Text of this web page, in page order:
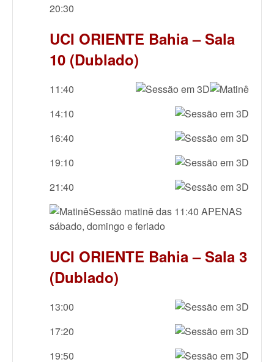
20:30
UCI ORIENTE Bahia – Sala
10 (Dublado)
11:40
14:10
16:40
19:10
21:40
Sessão matinê das 11:40 APENAS
sábado, domingo e feriado
UCI ORIENTE Bahia – Sala 3
(Dublado)
13:00
17:20
19:50